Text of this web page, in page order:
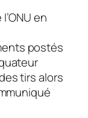
en
postés
tirs alors